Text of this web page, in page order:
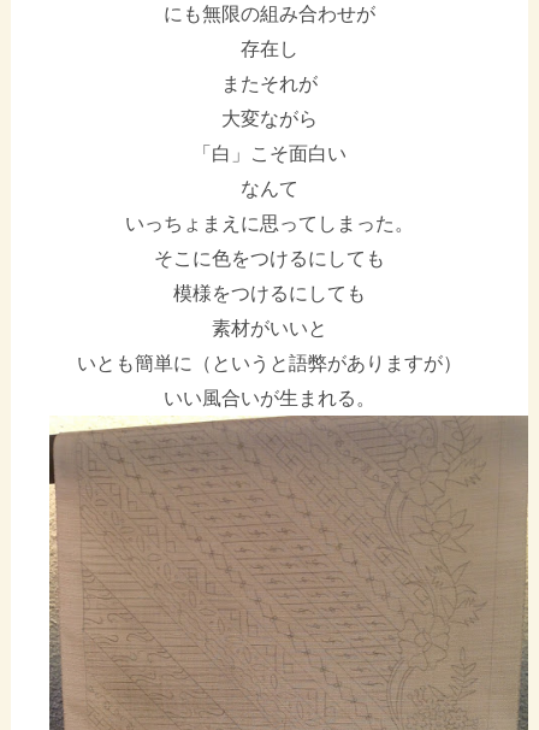
にも無限の組み合わせが
存在し
またそれが
大変ながら
「白」こそ面白い
なんて
いっちょまえに思ってしまった。
そこに色をつけるにしても
模様をつけるにしても
素材がいいと
いとも簡単に（というと語弊がありますが）
いい風合いが生まれる。